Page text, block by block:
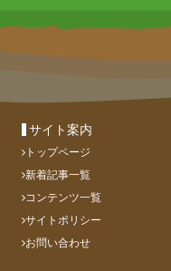
サイト案内
トップページ
新着記事一覧
コンテンツ一覧
サイトポリシー
お問い合わせ